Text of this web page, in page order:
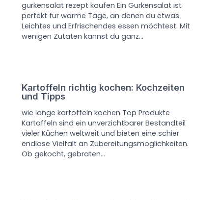
gurkensalat rezept kaufen Ein Gurkensalat ist
perfekt für warme Tage, an denen du etwas
Leichtes und Erfrischendes essen möchtest. Mit
wenigen Zutaten kannst du ganz…
Kartoffeln richtig kochen: Kochzeiten
und Tipps
wie lange kartoffeln kochen Top Produkte
Kartoffeln sind ein unverzichtbarer Bestandteil
vieler Küchen weltweit und bieten eine schier
endlose Vielfalt an Zubereitungsmöglichkeiten.
Ob gekocht, gebraten…